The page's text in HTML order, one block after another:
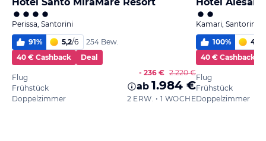
Perissa, Santorini
91% 5,2/6
254 Bew.
40 € Cashback
Deal
Flug
Frühstück
Doppelzimmer
- 236 € 2.220 €
ab 1.984 €
2 ERW. • 1 WOCHE
Kamari, Santorini
100% 4,9
40 € Cashback
Flug
Frühstück
Doppelzimmer